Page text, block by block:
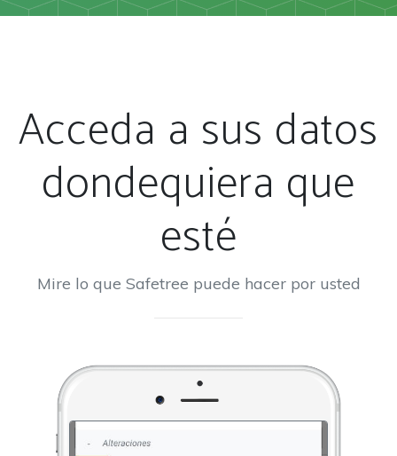
Acceda a sus datos
dondequiera que
esté
Mire lo que Safetree puede hacer por usted